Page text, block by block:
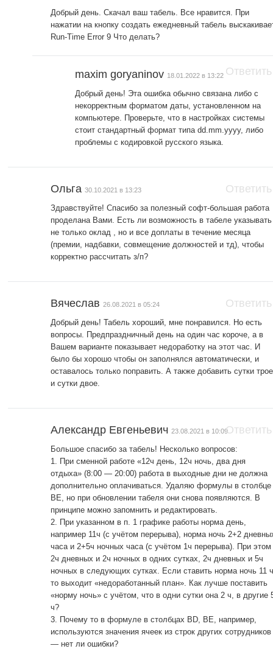
Добрый день. Скачал ваш табель. Все нравится. При
нажатии на кнопку создать ежедневный табель
Run-Time Error 9 Что делать?
maxim goryaninov 18.01.2022 в 13:22
Добрый день! Эта ошибка обычно связана либо с
некорректным форматом даты, установленном на
компьютере. Проверьте, что в настройках системы
стоит стандартный формат типа dd.mm.yyyy, либо
проблемы с кодировкой русского языка.
Ответить
Ольга30.10.2021 в 13:23
Здравствуйте! Спасибо за полезный софт-большая работа
проделана Вами. Есть ли возможность в табеле указывать
не только оклад , но и все доплаты в течение месяца
(премии, надбавки, совмещение должностей и тд), чтобы
корректно рассчитать з/п?
Ответить
Вячеслав26.08.2021 в 05:24
Добрый день! Табель хороший, мне понравился. Но есть
вопросы. Предпраздничный день на один час короче, а в
Вашем варианте показывает недоработку на этот час. И
было бы хорошо чтобы он заполнялся автоматически, и
оставалось только поправить. А также добавить сутки трое
и сутки двое.
Ответить
Александр Евгеньевич23.08.2021 в 10:09
Большое спасибо за табель! Несколько вопросов:
1. При сменной работе «12ч день, 12ч ночь, два дня
отдыха» (8:00 — 20:00) работа в выходные дни не должна
дополнительно оплачиваться. Удаляю формулы в столбце
BE, но при обновлении табеля они снова появляются. В
принципе можно запомнить и редактировать.
2. При указанном в п. 1 графике работы норма день,
например 11ч (с учётом перерыва), норма ночь 2+2
часа и 2+5ч ночных часа (с учётом 1ч перерыва). При этом
2ч дневных и 2ч ночных в одних сутках, 2ч дневных и 5ч
ночных в следующих сутках. Если ставить норма ночь 11
то выходит «недоработанный план». Как лучше поставить
«норму ночь» с учётом, что в одни сутки она 2 ч, в другие
ч?
3. Почему то в формуле в столбцах BD, BE, например,
используются значения ячеек из строк других сотрудников
— нет ли ошибки?
Ответить